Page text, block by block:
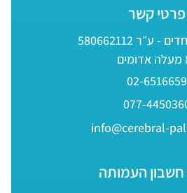
פרטי קשר
ע״ר 580662112
02-6516659
077-
info@cerebral-
חשבון העמותה